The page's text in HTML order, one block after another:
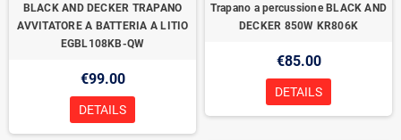
BLACK AND DECKER TRAPANO
AVVITATORE A BATTERIA A LITIO
EGBL108KB-QW
€99.00
DETAILS
Trapano a percussione BLACK AND
DECKER 850W KR806K
€85.00
DETAILS